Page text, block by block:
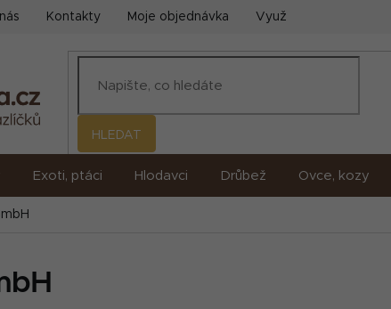
Kontakty Moje objednávka Využití umělé
HLEDAT
Exoti, ptáci Hlodavci Drůbež Ovce, kozy